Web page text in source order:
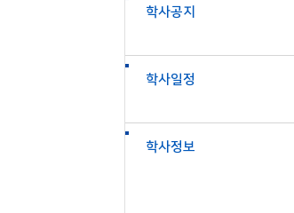
학사공지
학사일정
학사정보